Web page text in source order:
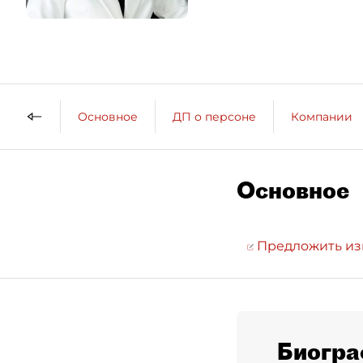
Основное ДП о персоне Компании
Основное
Предложить